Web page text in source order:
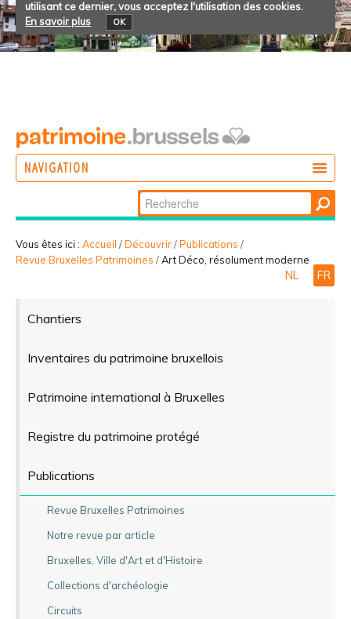
utilisant ce dernier, vous acceptez l'utilisation des cookies.
En savoir plus
OK
NAVIGATION
PARTICIPER
Chercher par
Recherche
avancée…
Vous êtes ici : Accueil /Découvrir/Publications /
Revue Bruxelles Patrimoines /Art Déco, résolument moderne
NL FR
Chantiers
Inventaires du patrimoine bruxellois
Patrimoine international à Bruxelles
Registre du patrimoine protégé
Publications
Revue Bruxelles Patrimoines
Notre revue par article
Bruxelles, Ville d'Art et d'Histoire
Collections d'archéologie
Circuits